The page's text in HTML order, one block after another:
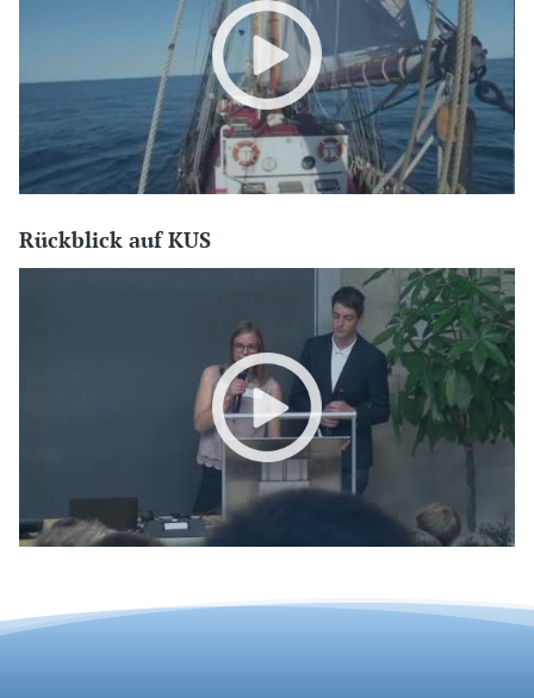
Rückblick auf KUS